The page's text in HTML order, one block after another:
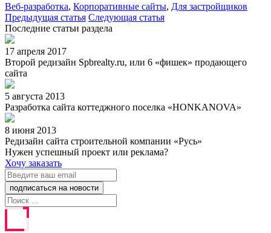
Веб-разработка, Корпоративные сайты, Для застройщиков
Предыдущая статья Следующая статья
Последние статьи раздела
17 апреля 2017
Второй редизайн Spbrealty.ru, или 6 «фишек» продающего
сайта
5 августа 2013
Разработка сайта коттеджного поселка «HONKANOVA»
8 июня 2013
Редизайн сайта строительной компании «Русь»
Нужен успешный проект или реклама?
Хочу заказать